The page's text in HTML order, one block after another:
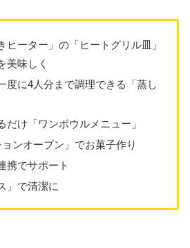
ヒーター」の「ヒートグリル皿」
美味しく
度に4人分まで調理できる「蒸し
だけ「ワンボウルメニュー」
ョンオーブン」でお菓子作り
携でサポート
」で清潔に